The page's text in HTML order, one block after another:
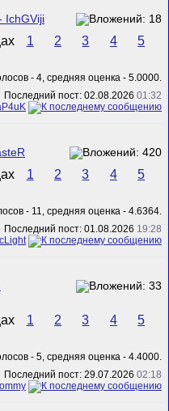
IchGViji
1 2 3 4
5
Последний пост: 02.08.2026 01:32
1 2 3 4
5
Последний пост: 01.08.2026 19:28
1 2 3 4
5
Последний пост: 29.07.2026 02:18